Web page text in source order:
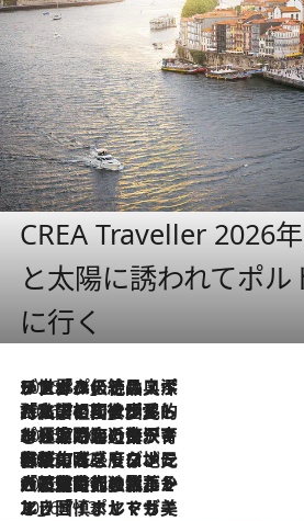
CREA Traveller 2026
と太陽に誘われてポ
に行く
2026.8.8
リスボンの絶品スイーツ「パステル・デ・ナタ」とは？ポルトガル伝統の奥深い世界へ
2026.7.27
「私の祖国はポルトガル語です」国民的詩人フェルナンド・ペソアと、彼が愛した文学の街を歩く
2026.7.26
ポルトガル近海が育む極上の海の幸。キリリと冷えた白ワインと愉しむ、シーフード専門店の贅沢
2026.7.22
伝統の味をモダンに昇華。高感度な地元客が集う、リスボンの最旬ガストロノミー
2026.7.21
大航海時代の栄華から、震災、独裁、そして革命へ。ポルトガル・首都リスボンの石畳に刻まれた「歴史の光と影」
2026.7.13
エッセイ・ヤマザキマリ「慎ましくも美しき国 ポルトガル」